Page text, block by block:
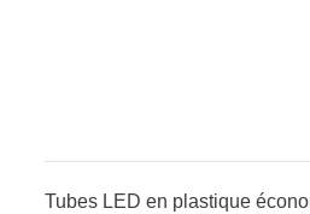
Tubes LED en plastique